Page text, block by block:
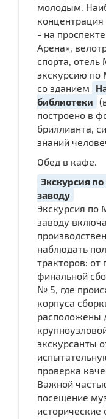
молодым.
- на
Арена»,
спорта,
экскурсию по
со зданием
библиотеки
построено в
бриллианта,
знаний
Обед в кафе.
Экскурсия
заводу
Экскурсия по
заводу
наблюдать
тракторов: от
финальной
№ 5, где
корпуса
расположены
экскурсанты
проверка
Важной
посещение